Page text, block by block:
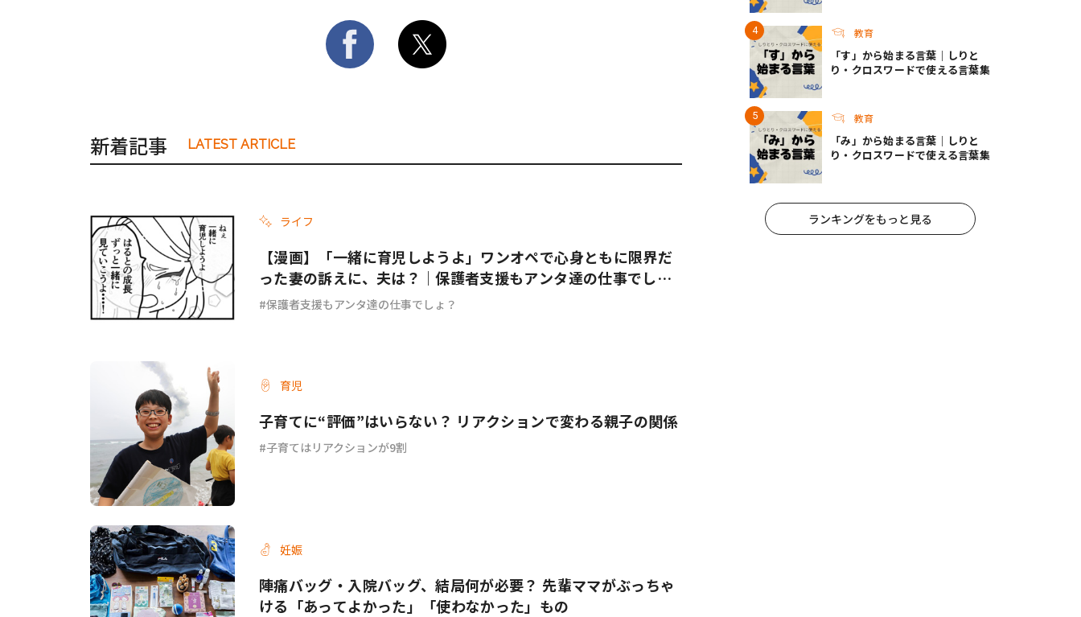
新着記事 LATEST ARTICLE
ライフ
【漫画】「一緒に育児しようよ」ワンオペで心身ともに限界だ
った妻の訴えに、夫は？｜保護者支援もアンタ達の仕事でし
ょ？ #67
保護者支援もアンタ達の仕事でしょ？
育児
子育てに“評価”はいらない？ リアクションで変わる親子の関係
子育てはリアクションが9割
妊娠
陣痛バッグ・入院バッグ、結局何が必要？ 先輩ママがぶっちゃ
ける「あってよかった」「使わなかった」もの
教育
「す」から始まる言葉｜しりと
り・クロスワードで使える言葉集
教育
「み」から始まる言葉｜しりと
り・クロスワードで使える言葉集
ランキングをもっと見る